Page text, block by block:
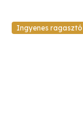
Ingyenes ragasztó